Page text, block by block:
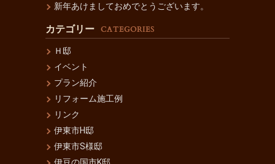
新年あけましておめでとうございます。
カテゴリー CATEGORIES
Ｈ邸
イベント
プラン紹介
リフォーム施工例
リンク
伊東市H邸
伊東市S様邸